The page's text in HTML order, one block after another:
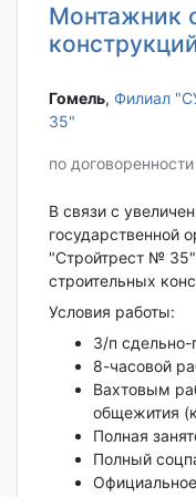
Монтажник
Гомель‎, Филиал
35"
по договоренности
В связи с
государственной
"Стройтрест №
строительных
Условия работы:
З/п
8-часовой
Вахтовым
общежития
Полная
Полный